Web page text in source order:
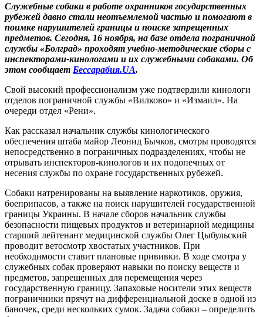
Служебные собаки в работе охранников государственных
рубежей давно стали неотъемлемой частью и помогают в
поимке нарушителей границы и поиске запрещенных
предметов. Сегодня, 16 ноября, на базе отдела пограничной
службы «Болград» проходят учебно-методические сборы с
инспекторами-кинологами и их служебными собаками. Об
этом сообщает Бессарабия.UA.
Свой высокий профессионализм уже подтвердили кинологи
отделов пограничной службы «Вилково» и «Измаил». На
очереди отдел «Рени».
Как рассказал начальник службы кинологического
обеспечения штаба майор Леонид Бычков, смотры проводятся
непосредственно в пограничных подразделениях, чтобы не
отрывать инспекторов-кинологов и их подопечных от
несения службы по охране государственных рубежей.
Собаки натренированы на выявление наркотиков, оружия,
боеприпасов, а также на поиск нарушителей государственной
границы Украины. В начале сборов начальник службы
безопасности пищевых продуктов и ветеринарной медицины
старший лейтенант медицинской службы Олег Цыбульский
проводит ветосмотр хвостатых участников. При
необходимости ставит плановые прививки. В ходе смотра у
служебных собак проверяют навыки по поиску веществ и
предметов, запрещенных для перемещения через
государственную границу. Запаховые носители этих веществ
пограничники прячут на дифференциальной доске в одной из
баночек, среди нескольких сумок. Задача собаки – определить